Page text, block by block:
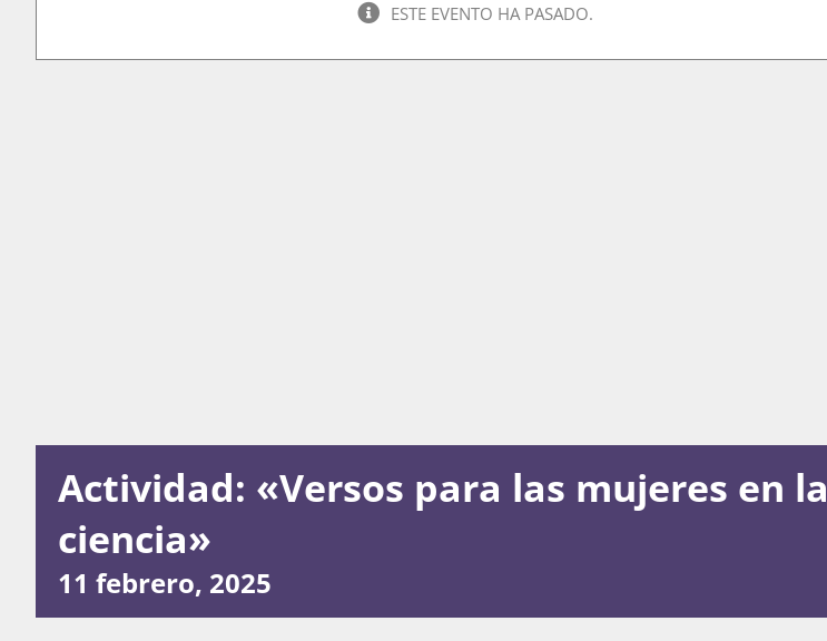
ESTE EVENTO HA PASADO.
Actividad: «Versos para las mujeres en la
ciencia»
11 febrero, 2025